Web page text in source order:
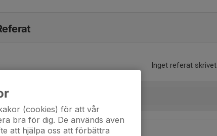
Inget referat skrivet
(cookies) för att vår
bra för dig. De används även
att hjälpa oss att förbättra